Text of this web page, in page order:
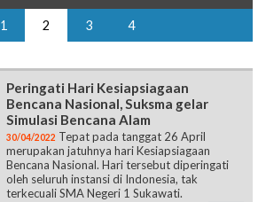
1 2 3 4
Peringati Hari Kesiapsiagaan
Bencana Nasional, Suksma gelar
Simulasi Bencana Alam
30/04/2022 Tepat pada tanggat 26 April
merupakan jatuhnya hari Kesiapsiagaan
Bencana Nasional. Hari tersebut diperingati
oleh seluruh instansi di Indonesia, tak
terkecuali SMA Negeri 1 Sukawati.